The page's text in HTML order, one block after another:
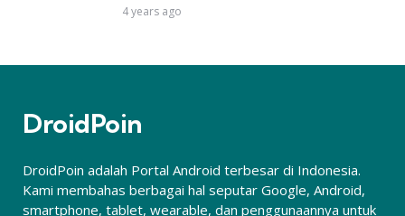
4 years ago
DroidPoin
DroidPoin adalah Portal Android terbesar di Indonesia.
Kami membahas berbagai hal seputar Google, Android,
smartphone, tablet, wearable, dan penggunaannya untuk